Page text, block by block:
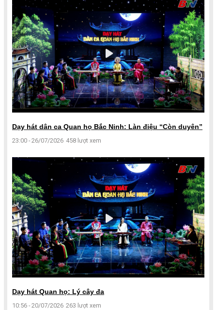
Dạy hát dân ca Quan họ Bắc Ninh: Làn điệu “Còn duyên”
23:00 - 26/07/2026 458 lượt xem
Dạy hát Quan họ: Lý cây đa
10:56 - 20/07/2026 263 lượt xem